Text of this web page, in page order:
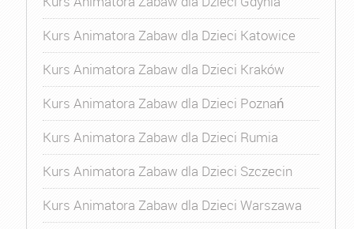
Kurs Animatora Zabaw dla Dzieci Katowice
Kurs Animatora Zabaw dla Dzieci Kraków
Kurs Animatora Zabaw dla Dzieci Poznań
Kurs Animatora Zabaw dla Dzieci Rumia
Kurs Animatora Zabaw dla Dzieci Szczecin
Kurs Animatora Zabaw dla Dzieci Warszawa